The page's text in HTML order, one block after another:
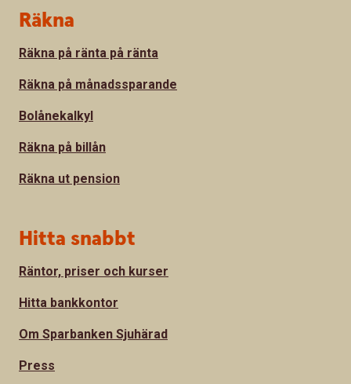
Sidfot
Räkna
Räkna på ränta på ränta
Räkna på månadssparande
Bolånekalkyl
Räkna på billån
Räkna ut pension
Hitta snabbt
Räntor, priser och kurser
Hitta bankkontor
Om Sparbanken Sjuhärad
Press